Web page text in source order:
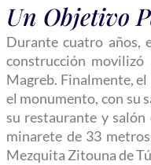
Un Objetivo
Durante cuatro años,
construcción movilizó
Magreb. Finalmente, el
el monumento, con su
su restaurante y
minarete de 33
Mezquita Zitouna de